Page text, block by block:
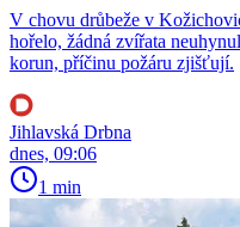
V chovu drůbeže v
hořelo, žádná zvířata
korun, příčinu požáru zjišťují.
Jihlavská Drbna
dnes, 09:06
1 min